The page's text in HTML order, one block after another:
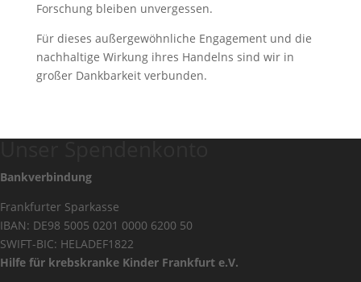
Forschung bleiben unvergessen.
Für dieses außergewöhnliche Engagement und die
nachhaltige Wirkung ihres Handelns sind wir in
großer Dankbarkeit verbunden.
Bankverbindung
Frankfurter Sparkasse
IBAN: DE98 5005 0201 0000 6200 50
SWIFT-BIC: HELADEF1822
Hilfe für krebskranke Kinder Frankfurt e.V.